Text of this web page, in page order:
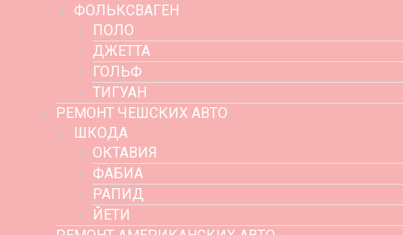
ФОЛЬКСВАГЕН
ПОЛО
ДЖЕТТА
ГОЛЬФ
ТИГУАН
РЕМОНТ ЧЕШСКИХ АВТО
ШКОДА
ОКТАВИЯ
ФАБИА
РАПИД
ЙЕТИ